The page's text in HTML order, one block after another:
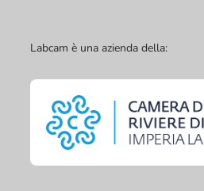
Labcam è una azienda della: